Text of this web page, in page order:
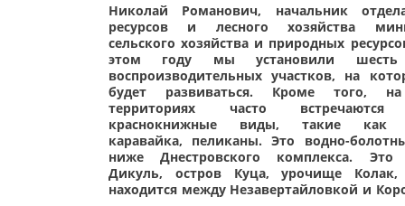
Николай Романович, начальник
ресурсов и лесного хозяйства
сельского хозяйства и природных
этом году мы установили
воспроизводительных участков, на
будет развиваться. Кроме того,
территориях часто встречаются
краснокнижные виды, такие как
каравайка, пеликаны. Это водно-
ниже Днестровского комплекса. Это
Дикуль, остров Куца, урочище Колак,
находится между Незавертайловкой и